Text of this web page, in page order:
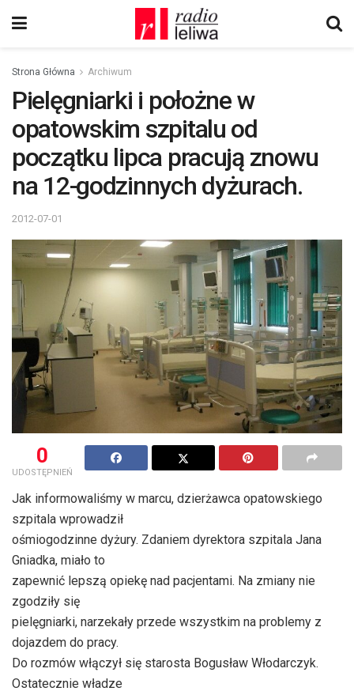
Strona Główna Archiwum
Pielęgniarki i położne w
opatowskim szpitalu od
początku lipca pracują znowu
na 12-godzinnych dyżurach.
2012-07-01
0
UDOSTĘPNIEŃ
Jak informowaliśmy w marcu, dzierżawca opatowskiego
szpitala wprowadził
ośmiogodzinne dyżury. Zdaniem dyrektora szpitala Jana
Gniadka, miało to
zapewnić lepszą opiekę nad pacjentami. Na zmiany nie
zgodziły się
pielęgniarki, narzekały przede wszystkim na problemy z
dojazdem do pracy.
Do rozmów włączył się starosta Bogusław Włodarczyk.
Ostatecznie władze